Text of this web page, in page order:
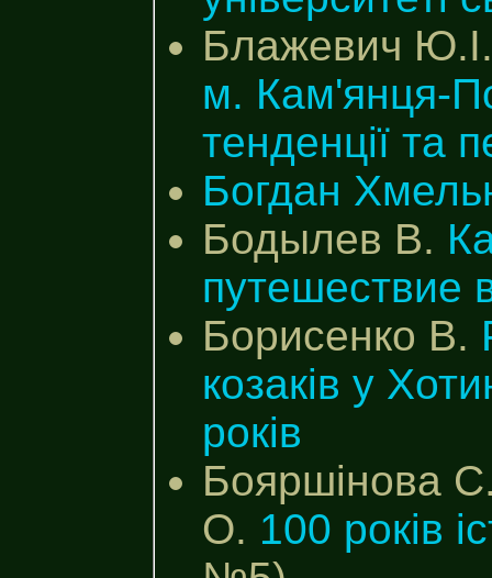
Блажевич
м. Кам'янця-
тенденції та
Богдан
Бодылев В.
путешествие
Борисенко В.
козакiв у
рокiв
Бояршінова
О. 100 років